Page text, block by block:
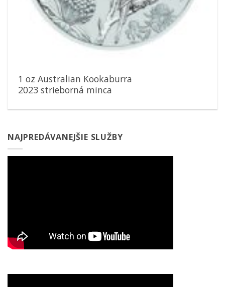
1 oz Australian Kookaburra
2023 strieborná minca
NAJPREDÁVANEJŠIE SLUŽBY